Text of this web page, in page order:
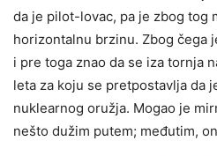
da je pilot-lovac, pa je zbog tog
horizontalnu brzinu. Zbog čega
i pre toga znao da se iza tornja
leta za koju se pretpostavlja da
nuklearnog oružja. Mogao je
nešto dužim putem; međutim,